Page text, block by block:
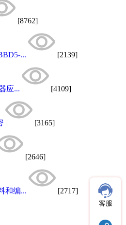
[8762]
... [2139]
应... [4109]
[3165]
[2646]
和编... [2717]
客服